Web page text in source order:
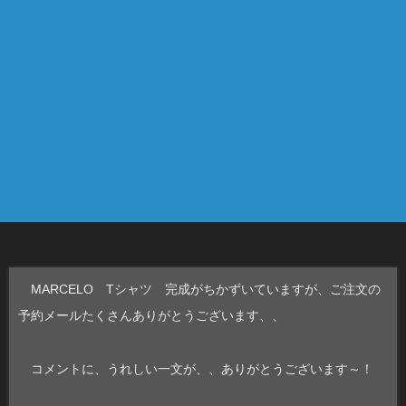
MARCELO Tシャツ 完成がちかずいていますが、ご注文の
予約メールたくさんありがとうございます、、
コメントに、うれしい一文が、、ありがとうございます～！